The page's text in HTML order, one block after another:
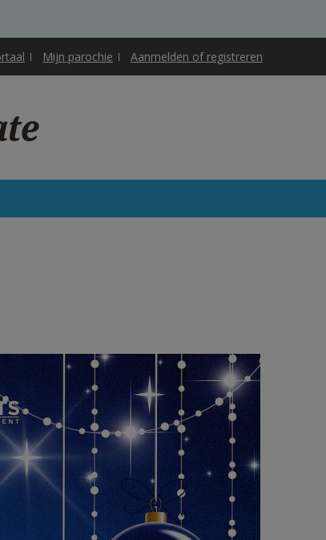
Mijn parochie Aanmelden of registreren